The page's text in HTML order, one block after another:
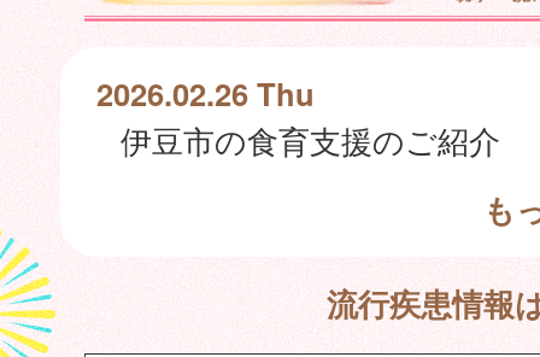
2026.02.26 Thu
伊豆市の食育支援のご紹介
も
流行疾患情報